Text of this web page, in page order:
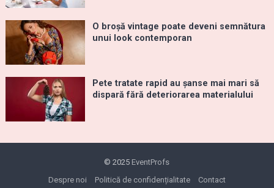
O broșă vintage poate deveni semnătura
unui look contemporan
Pete tratate rapid au șanse mai mari să
dispară fără deteriorarea materialului
© 2025 EventProfs
Despre noi
Politică de confidențialitate Contact